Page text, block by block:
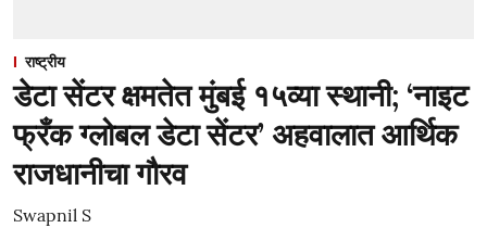
राष्ट्रीय
डेटा सेंटर क्षमतेत मुंबई १५व्या स्थानी; ‘नाइट
फ्रँक ग्लोबल डेटा सेंटर’ अहवालात आर्थिक
राजधानीचा गौरव
Swapnil S